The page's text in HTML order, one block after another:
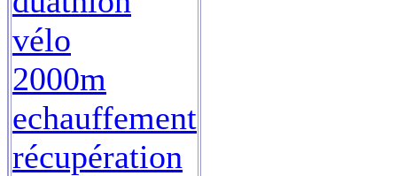
vélo
2000m
echauffement
récupération